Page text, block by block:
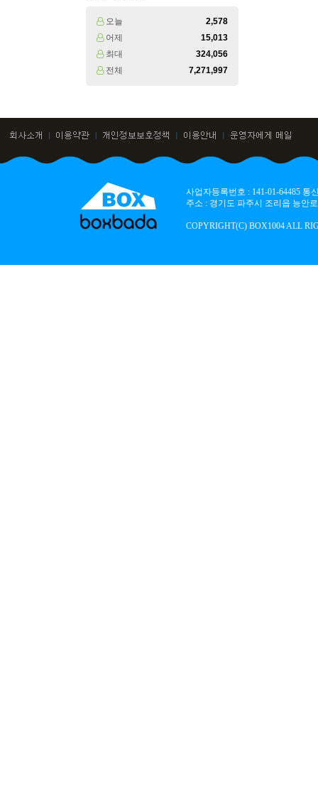
오늘
2,578
어제
15,013
최대
324,056
전체
7,271,997
사업자등록번호 : 141-01-64485
주소 : 경기도 파주시 조리읍 능안
COPYRIGHT(C) BOX1004 ALL